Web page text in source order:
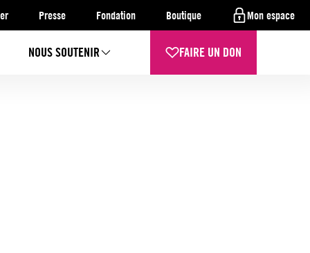
Presse Fondation Boutique Mon espace
NOUS SOUTENIR FAIRE UN DON